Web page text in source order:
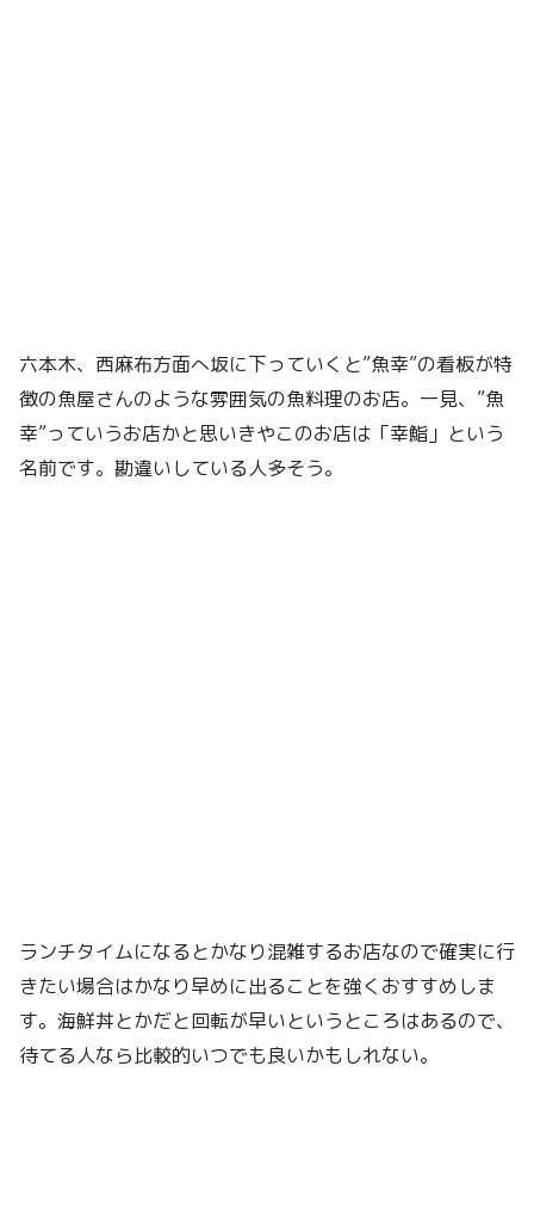
六本木、西麻布方面へ坂に下っていくと”魚幸”の看板が特
徴の魚屋さんのような雰囲気の魚料理のお店。一見、”魚
幸”っていうお店かと思いきやこのお店は「幸鮨」という
名前です。勘違いしている人多そう。
ランチタイムになるとかなり混雑するお店なので確実に行
きたい場合はかなり早めに出ることを強くおすすめしま
す。海鮮丼とかだと回転が早いというところはあるので、
待てる人なら比較的いつでも良いかもしれない。